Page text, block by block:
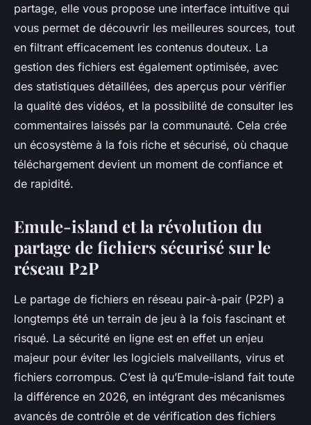
partage, elle vous propose une interface intuitive qui
vous permet de découvrir les meilleures sources, tout
en filtrant efficacement les contenus douteux. La
gestion des fichiers est également optimisée, avec
des statistiques détaillées, des aperçus pour vérifier
la qualité des vidéos, et la possibilité de consulter les
commentaires laissés par la communauté. Cela crée
un écosystème à la fois riche et sécurisé, où chaque
téléchargement devient un moment de confiance et
de rapidité.
Emule-island et la révolution du
partage de fichiers sécurisé sur le
réseau P2P
Le partage de fichiers en réseau pair-à-pair (P2P) a
longtemps été un terrain de jeu à la fois fascinant et
risqué. La sécurité en ligne est en effet un enjeu
majeur pour éviter les logiciels malveillants, virus et
fichiers corrompus. C’est là qu’Emule-island fait toute
la différence en 2026, en intégrant des mécanismes
avancés de contrôle et de vérification des fichiers